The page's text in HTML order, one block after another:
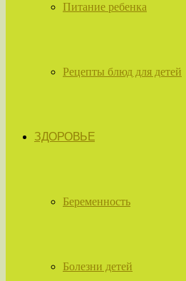
Питание ребенка
Рецепты блюд для детей
ЗДОРОВЬЕ
Беременность
Болезни детей